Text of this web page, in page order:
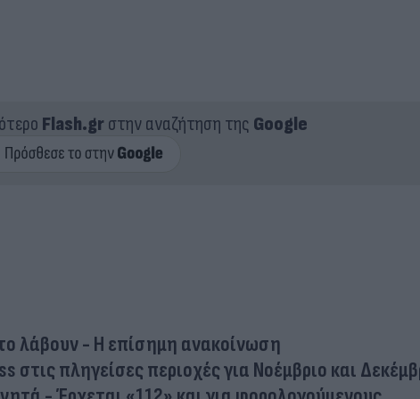
Flash.grστην αναζήτηση της Google
λάβουν - Η επίσημη ανακοίνωση
στις πληγείσες περιοχές για Νοέμβριο και